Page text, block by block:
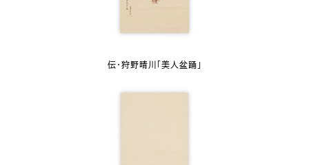
伝・狩野晴川「美人盆踊」